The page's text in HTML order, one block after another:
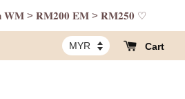
𝐨𝐧 𝐖𝐌 > 𝐑𝐌𝟐𝟎𝟎 𝐄𝐌 > 𝐑𝐌𝟐𝟓𝟎 ♡
Cart